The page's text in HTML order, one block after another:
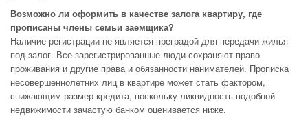
Возможно ли оформить в качестве залога квартиру, где
прописаны члены семьи заемщика?
Наличие регистрации не является преградой для передачи жилья
под залог. Все зарегистрированные люди сохраняют право
проживания и другие права и обязанности нанимателей. Прописка
несовершеннолетних лиц в квартире может стать фактором,
снижающим размер кредита, поскольку ликвидность подобной
недвижимости зачастую банком оценивается ниже.